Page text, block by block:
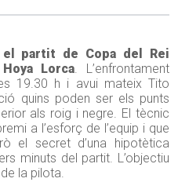
el partit de Copa del Rei
Lorca. L’enfrontament
19.30 h i avui mateix Tito
quins poden ser els punts
als roig i negre. El tècnic
a l’esforç de l’equip i que
el secret d’una hipotètica
minuts del partit. L’objectiu
la pilota.